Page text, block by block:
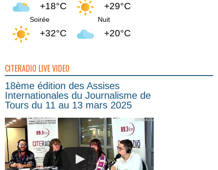
+18°C +29°C
Soirée
+32°C
Nuit
+20°C
CITERADIO LIVE VIDEO
18ème édition des Assises
Internationales du Journalisme de
Tours du 11 au 13 mars 2025